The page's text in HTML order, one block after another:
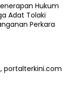
Hukum
Adat Tolaki
Perkara
portalterkini.com